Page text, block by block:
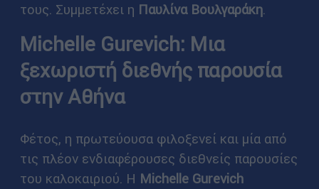
τους. Συμμετέχει η Παυλίνα Βουλγαράκη.
Michelle Gurevich: Μια
ξεχωριστή διεθνής παρουσία
στην Αθήνα
Φέτος, η πρωτεύουσα φιλοξενεί και μία από
τις πλέον ενδιαφέρουσες διεθνείς παρουσίες
του καλοκαιριού. Η Michelle Gurevich